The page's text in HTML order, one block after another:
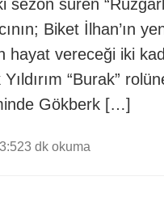
süren
Biket İlhan’ın
hayat vereceği iki
“Burak”
Gökberk […]
3 dk okuma